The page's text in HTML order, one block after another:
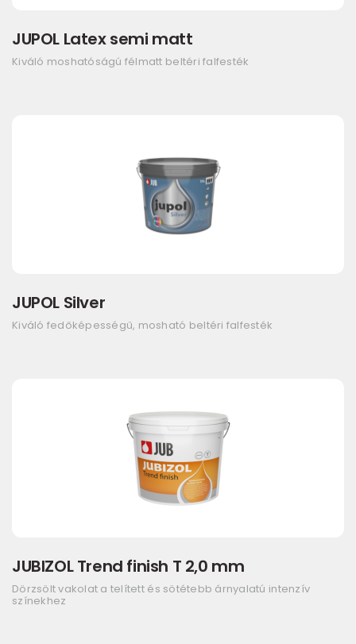
JUPOL Latex semi matt
Kiváló moshatóságú félmatt beltéri falfesték
JUPOL Silver
Kiváló fedőképességű, mosható beltéri falfesték
JUBIZOL Trend finish T 2,0 mm
Dörzsölt vakolat a telített és sötétebb árnyalatú intenzív
színekhez